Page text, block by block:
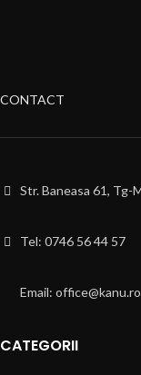
CONTACT
Str. Baneasa 61, Tg-
Tel: 0746 56 44 57
Email: office@kanu.ro
CATEGORII